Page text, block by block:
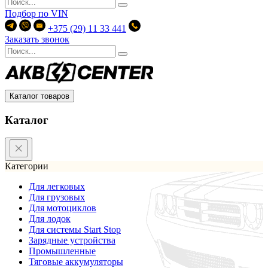
Подбор по VIN
+375 (29) 11 33 441
Заказать звонок
Каталог товаров
Каталог
Категории
Для легковых
Для грузовых
Для мотоциклов
Для лодок
Для системы Start Stop
Зарядные устройства
Промышленные
Тяговые аккумуляторы